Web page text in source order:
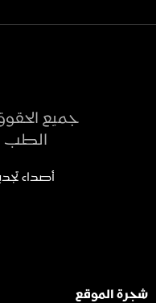
جميع
الطب
أصداء
شجرة الموقع